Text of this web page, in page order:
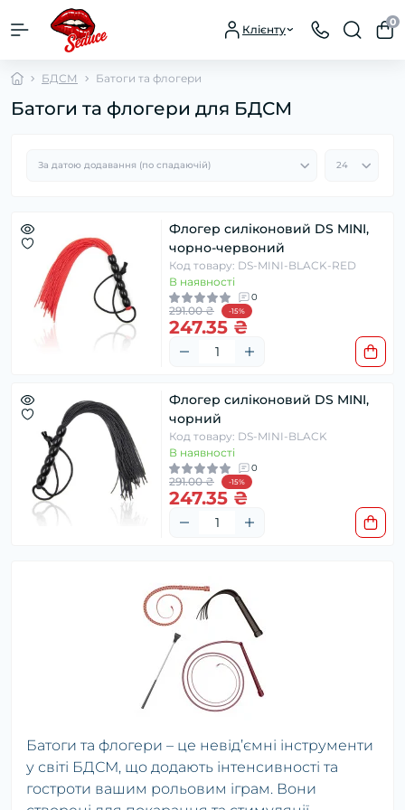
Клієнту
0
БДСМ Батоги та флогери
Батоги та флогери для БДСМ
Флогер силіконовий DS MINI,
чорно-червоний
Код товару: DS-MINI-BLACK-RED
В наявності
0
291.00 ₴ -15%
247.35 ₴
Флогер силіконовий DS MINI,
чорний
Код товару: DS-MINI-BLACK
В наявності
0
291.00 ₴ -15%
247.35 ₴
Батоги та флогери – це невід’ємні інструменти
у світі БДСМ, що додають інтенсивності та
гостроти вашим рольовим іграм. Вони